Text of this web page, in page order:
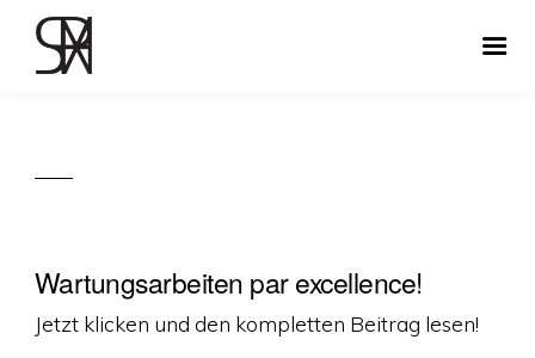
Wartungsarbeiten par excellence!
Jetzt klicken und den kompletten Beitrag lesen!